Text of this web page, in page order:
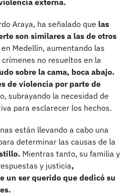
Araya, ha señalado que las
son similares a las de otros
Medellín, aumentando las
no resueltos en la
sobre la cama, boca abajo.
de violencia por parte de
subrayando la necesidad de
para esclarecer los hechos.
están llevando a cabo una
determinar las causas de la
Mientras tanto, su familia y
y justicia,
un ser querido que dedicó su